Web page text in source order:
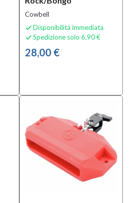
Cowbell
 Disponibilità immediata
 Spedizione solo 6,90 €
28,00 €